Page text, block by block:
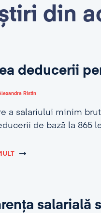
din
deducerii
Ristin
a salariului minim
de bază la 865
salarială